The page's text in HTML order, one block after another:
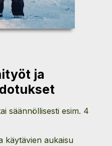
ja
säännöllisesti esim. 4
käytävien aukaisu